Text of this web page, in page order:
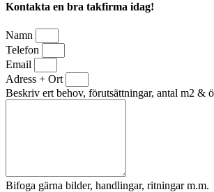
Kontakta en bra takfirma idag!
Namn
Telefon
Email
Adress + Ort
Beskriv ert behov, förutsättningar, antal m2 &
Bifoga gärna bilder, handlingar, ritningar m.m.